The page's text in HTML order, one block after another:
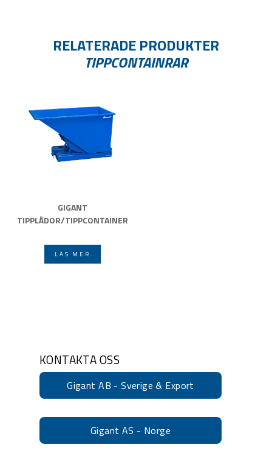
RELATERADE PRODUKTER
TIPPCONTAINRAR
GIGANT
TIPPLÅDOR/TIPPCONTAINER
LÄS MER
KONTAKTA OSS
Gigant AB - Sverige & Export
Gigant AS - Norge